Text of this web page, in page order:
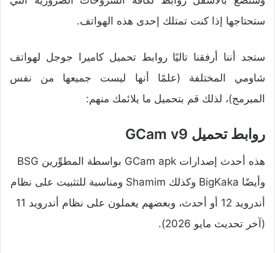
ستحتاجها إذا كنت تمتلك إحدى هذه الهواتف.
ستجد أننا أرفقنا تاليًا روابط تحميل كاميرا جوجل لهواتف
شاومي المختلفة (علمًا أنها ليست جميعها من نفس
المبرمج)، لذلك قم بتحميل ما يلائمك منهم:
روابط تحميل GCam v9
هذه أحدث إصدارات GCam apk بواسطة المطوِّرين BSG
وأيضًا BigKaka وكذلك Shamim ومناسبة للتثبيت على نظام
أندرويد 12 أو أحدث، وبعضهم يعملون على نظام أندرويد 11
(آخر تحديث مايو 2026).